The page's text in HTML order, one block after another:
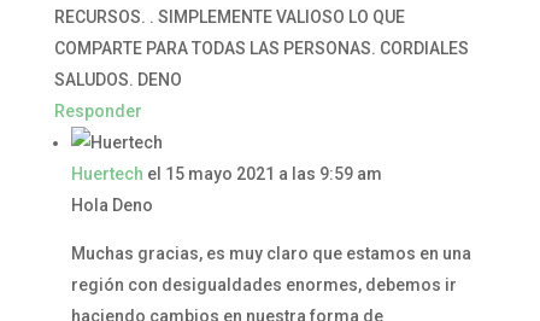
RECURSOS. . SIMPLEMENTE VALIOSO LO QUE
COMPARTE PARA TODAS LAS PERSONAS. CORDIALES
SALUDOS. DENO
Responder
Huertech el 15 mayo 2021 a las 9:59 am
Hola Deno
Muchas gracias, es muy claro que estamos en una
región con desigualdades enormes, debemos ir
haciendo cambios en nuestra forma de